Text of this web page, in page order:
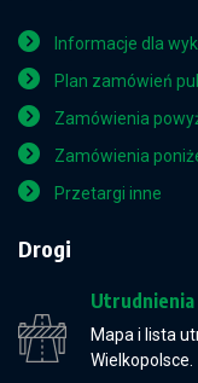
Informacje dla
Plan zamówień
Zamówienia
Zamówienia
Przetargi inne
Drogi
Utrudnienia
Mapa i lista
Wielkopolsce.